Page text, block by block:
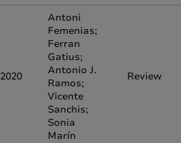
2020
Antoni
Femenias;
Ferran
Gatius;
Antonio J.
Ramos;
Vicente
Sanchis;
Sonia
Marín
Review